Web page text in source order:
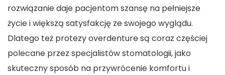
rozwiązanie daje pacjentom szansę na pełniejsze
życie i większą satysfakcję ze swojego wyglądu.
Dlatego też protezyoverdenture są coraz częściej
polecane przez specjalistów stomatologii, jako
skuteczny sposób na przywrócenie komfortu i